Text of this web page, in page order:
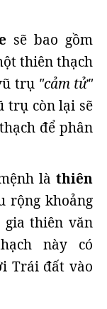
sẽ bao gồm
thiên thạch
trụ "cảm tử"
trụ còn lại sẽ
để phân
là thiên
rộng khoảng
gia thiên văn
này có
Trái đất vào